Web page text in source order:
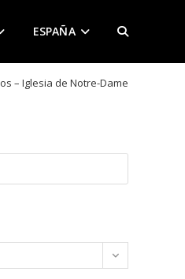
ESPAÑA ALTERNAR
DE
– Iglesia de Notre-Dame
Escape
el